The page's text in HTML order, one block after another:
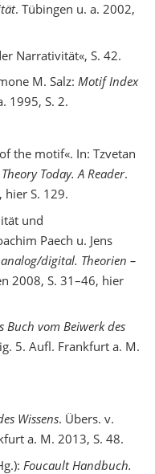
. Tübingen u. a. 2002,
Narrativität«, S. 42.
M. Salz: Motif Index
1995, S. 2.
the motif«. In: Tzvetan
Today. A Reader.
hier S. 129.
und
Paech u. Jens
digital. Theorien –
2008, S. 31–46, hier
Buch vom Beiwerk des
5. Aufl. Frankfurt a. M.
Wissens. Übers. v.
a. M. 2013, S. 48.
Foucault Handbuch.